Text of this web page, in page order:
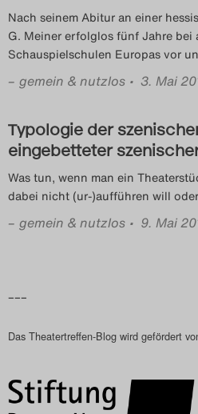
Nach seinem Abitur an einer
G. Meiner erfolglos fünf Jahre bei
Schauspielschulen Europas vor
– gemein & nutzlos • 3. Mai
Typologie der
eingebetteter
Was tun, wenn man ein
dabei nicht (ur-)aufführen will
– gemein & nutzlos • 9. Mai
–––
Das Theatertreffen-Blog wird gefördert